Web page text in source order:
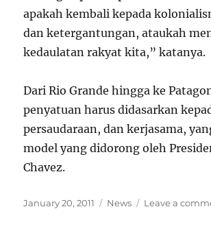
apakah kembali kepada
dan ketergantungan, ataukah
kedaulatan rakyat kita,” katanya.
Dari Rio Grande hingga ke
penyatuan harus didasarkan
persaudaraan, dan kerjasama,
model yang didorong oleh
Chavez.
Posted
January 20, 2011 Categories
News Leave a